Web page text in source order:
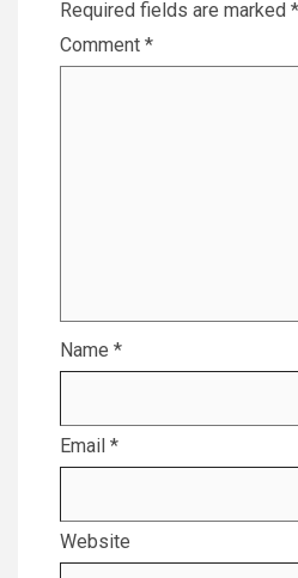
Required fields are marked *
Comment *
Name *
Email *
Website